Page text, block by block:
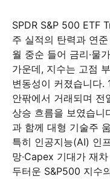
SPDR S&P 500 ETF
주 실적의 탄력과 연
월 중순 들어 금리·물
가운데, 지수는 고점
변동성이 커졌습니다
안팎에서 거래되며
상승 흐름을 보였습니
과 함께 대형 기술주
특히 인공지능(AI) 인
망·Capex 기대가 재
두터운 S&P500 지수